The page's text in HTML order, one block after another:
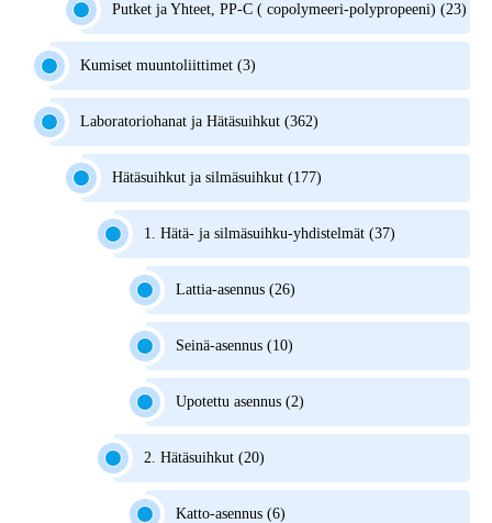
Putket ja Yhteet, PP-C ( copolymeeri-polypropeeni) (23)
Kumiset muuntoliittimet (3)
Laboratoriohanat ja Hätäsuihkut (362)
Hätäsuihkut ja silmäsuihkut (177)
1. Hätä- ja silmäsuihku-yhdistelmät (37)
Lattia-asennus (26)
Seinä-asennus (10)
Upotettu asennus (2)
2. Hätäsuihkut (20)
Katto-asennus (6)